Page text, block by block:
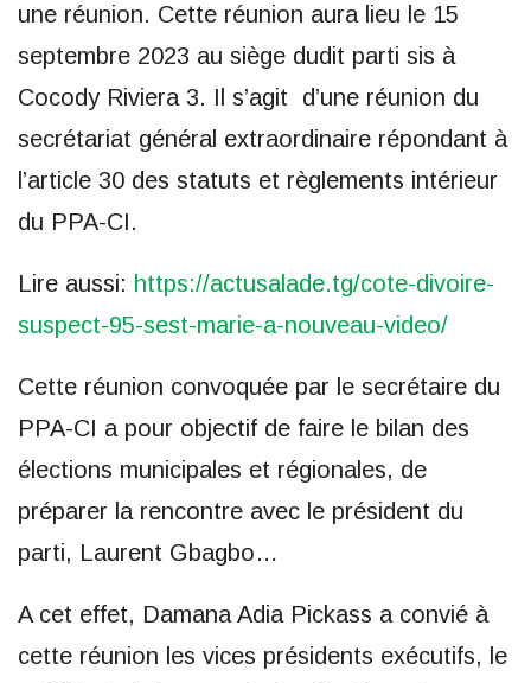
une réunion. Cette réunion aura lieu le 15
septembre 2023 au siège dudit parti sis à
Cocody Riviera 3. Il s’agit d’une réunion du
secrétariat général extraordinaire répondant à
l’article 30 des statuts et règlements intérieur
du PPA-CI.
Lire aussi: https://actusalade.tg/cote-divoire-
suspect-95-sest-marie-a-nouveau-video/
Cette réunion convoquée par le secrétaire du
PPA-CI a pour objectif de faire le bilan des
élections municipales et régionales, de
préparer la rencontre avec le président du
parti, Laurent Gbagbo…
A cet effet, Damana Adia Pickass a convié à
cette réunion les vices présidents exécutifs, le